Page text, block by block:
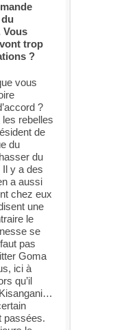
Vous
trop
?
vous
?
les rebelles
de
du
du
Il y a des
a aussi
chez eux
une
le
se
pas
Goma
ici à
qu’il
passées.